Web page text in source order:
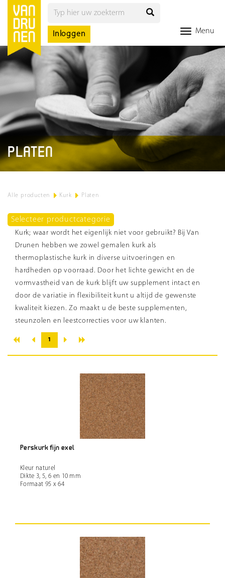
Menu
Inloggen
PLATEN
Alle producten > Kurk > Platen
Selecteer productcategorie
Kurk; waar wordt het eigenlijk niet voor gebruikt? Bij Van
Drunen hebben we zowel gemalen kurk als
thermoplastische kurk in diverse uitvoeringen en
hardheden op voorraad. Door het lichte gewicht en de
vormvastheid van de kurk blijft uw supplement intact en
door de variatie in flexibiliteit kunt u altijd de gewenste
kwaliteit kiezen. Zo maakt u de beste supplementen,
steunzolen en leestcorrecties voor uw klanten.
« ‹ 1 › »
Perskurk fijn exel
Kleur naturel
Dikte 3, 5, 6 en 10 mm
Formaat 95 x 64